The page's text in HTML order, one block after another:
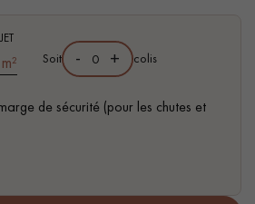
et la pose de votre parquet.
Parquets vous appelle
d'emboitement simple à plat I4F
m²
de sécurité (pour les chutes et
Soit - + colis